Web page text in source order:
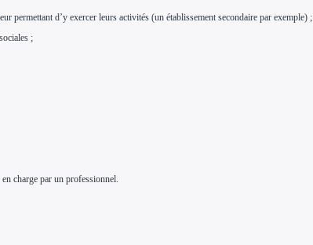
permettant d’y exercer leurs activités (un établissement secondaire par exemple) ;
;
charge par un professionnel.